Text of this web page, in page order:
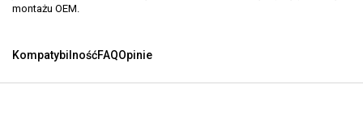
montażu OEM.
KompatybilnośćFAQOpinie